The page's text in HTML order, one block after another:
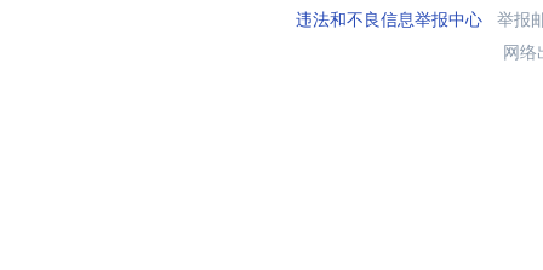
违法和不良信息举报中心举报
网